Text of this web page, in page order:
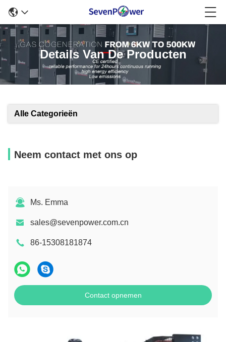
Details Van De Producten
Alle Categorieën
Neem contact met ons op
Ms. Emma
sales@sevenpower.com.cn
86-15308181874
Contact opnemen